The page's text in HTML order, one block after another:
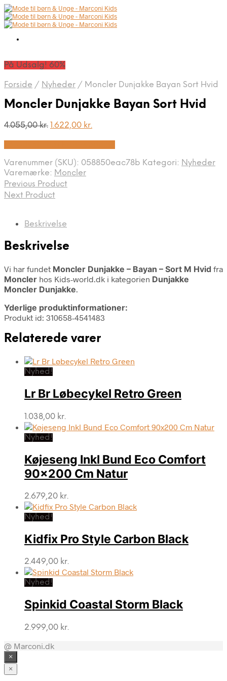
På Udsalg! 60%
Forside / Nyheder / Moncler Dunjakke Bayan Sort Hvid
Moncler Dunjakke Bayan Sort Hvid
4.055,00kr. Den
4.055,00 kr..
1.622,00 kr.Den
1.622,00 kr..
Varenummer (SKU): 058850eac78b Kategori: Nyheder
Varemærke: Moncler
Previous Product
Next Product
Beskrivelse
Beskrivelse
Vi har fundet Moncler Dunjakke – Bayan – Sort M Hvid fra
Moncler hos Kids-world.dk i kategorien Dunjakke
Moncler Dunjakke.
Yderlige produktinformationer:
Produkt id: 310658-4541483
Relaterede varer
Nyhed!
Lr Br Løbecykel Retro Green
1.038,00 kr.
Nyhed!
Køjeseng Inkl Bund Eco Comfort
90×200 Cm Natur
2.679,20 kr.
Nyhed!
Kidfix Pro Style Carbon Black
2.449,00 kr.
Nyhed!
Spinkid Coastal Storm Black
2.999,00 kr.
@ Marconi.dk
×
×